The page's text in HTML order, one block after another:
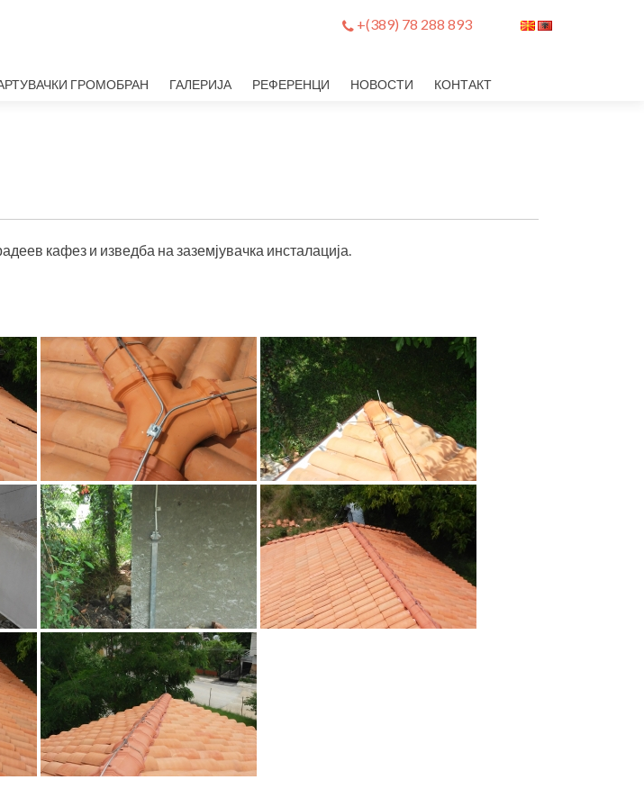
+(389) 78 288 893
ГРОМОБРАН ГАЛЕРИЈА РЕФЕРЕНЦИ НОВОСТИ КОНТАКТ
кафез и изведба на заземјувачка инсталација.